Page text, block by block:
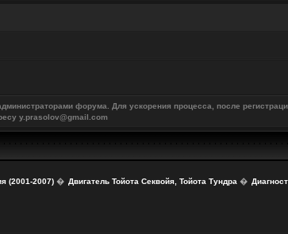
форума. Для ускорения процесса, после
y.prasolov@gmail.com
(2001-2007)� Двигатель Тойота Секвойя, Тойота Тундра�